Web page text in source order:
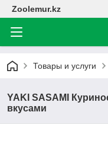
Zoolemur.kz
Товары и услуги
YAKI SASAMI
вкусами